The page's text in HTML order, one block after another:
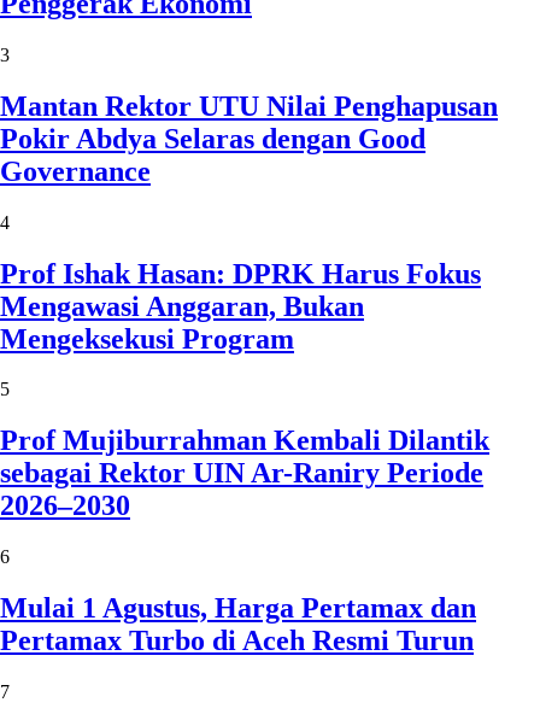
3
Mantan Rektor UTU Nilai Penghapusan
Pokir Abdya Selaras dengan Good
Governance
4
Prof Ishak Hasan: DPRK Harus Fokus
Mengawasi Anggaran, Bukan
Mengeksekusi Program
5
Prof Mujiburrahman Kembali Dilantik
sebagai Rektor UIN Ar-Raniry Periode
2026–2030
6
Mulai 1 Agustus, Harga Pertamax dan
Pertamax Turbo di Aceh Resmi Turun
7